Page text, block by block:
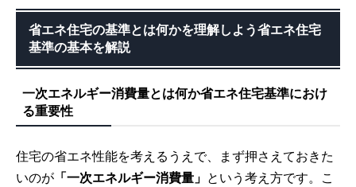
省エネ住宅の基準とは何かを理解しよう省エネ住宅
基準の基本を解説
一次エネルギー消費量とは何か省エネ住宅基準におけ
る重要性
住宅の省エネ性能を考えるうえで、まず押さえておきた
いのが 「一次エネルギー消費量」 という考え方です。こ